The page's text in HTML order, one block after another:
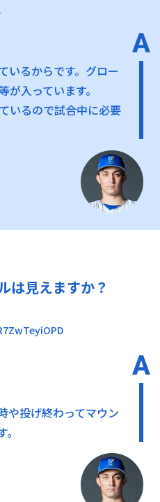
いるからです。グロー
入っています。
いるので試合中に必要
は見えますか？
や投げ終わってマウン